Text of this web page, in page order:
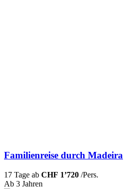
Familienreise durch Madeira
17 Tage ab CHF 1’720 /Pers.
Ab 3 Jahren